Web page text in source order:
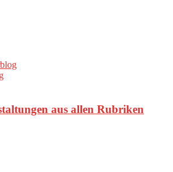
aus allen Rubriken